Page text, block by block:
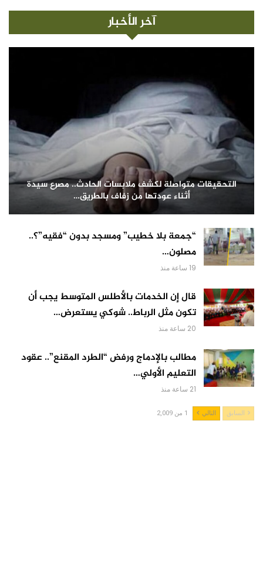
آخر الأخبار
التحقيقات متواصلة لكشف ملابسات الحادث.. مصرع سيدة
أثناء عودتها من زفاف بالطريق…
“جمعة بلا خطيب” ومسجد بدون “فقيه”؟..
مصلون…
19 ساعة منذ
قال إن الخدمات بالأطلس المتوسط يجب أن
تكون مثل الرباط.. شوكي يستعرض…
20 ساعة منذ
مطالب بالإدماج ورفض “الطرد المقنع”.. عقود
التعليم الأولي…
21 ساعة منذ
السابق التالي 1 من 2,009